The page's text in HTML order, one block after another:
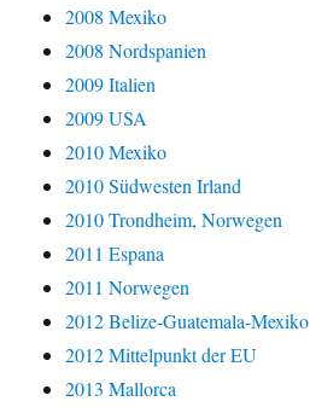
2008 Mexiko
2008 Nordspanien
2009 Italien
2009 USA
2010 Mexiko
2010 Südwesten Irland
2010 Trondheim, Norwegen
2011 Espana
2011 Norwegen
2012 Belize-Guatemala-Mexiko
2012 Mittelpunkt der EU
2013 Mallorca